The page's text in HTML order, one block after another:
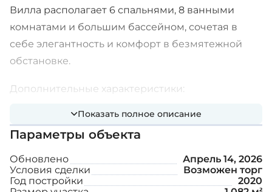
Вилла располагает 6 спальнями, 8 ванными
комнатами и большим бассейном, сочетая в
себе элегантность и комфорт в безмятежной
обстановке.
Дополнительные характеристики:
Без мебели
Полы с подогревом
Показать полное описание
Параметры объекта
Обновлено
Апрель 14, 2026
Условия сделки
Возможен торг
Год постройки
2020